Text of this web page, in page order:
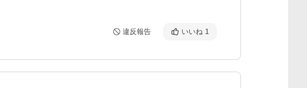
違反報告 いいね 1